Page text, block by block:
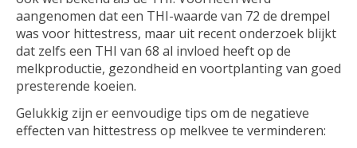
aangenomen dat een THI-waarde van 72 de drempel
was voor hittestress, maar uit recent onderzoek blijkt
dat zelfs een THI van 68 al invloed heeft op de
melkproductie, gezondheid en voortplanting van goed
presterende koeien.
Gelukkig zijn er eenvoudige tips om de negatieve
effecten van hittestress op melkvee te verminderen: